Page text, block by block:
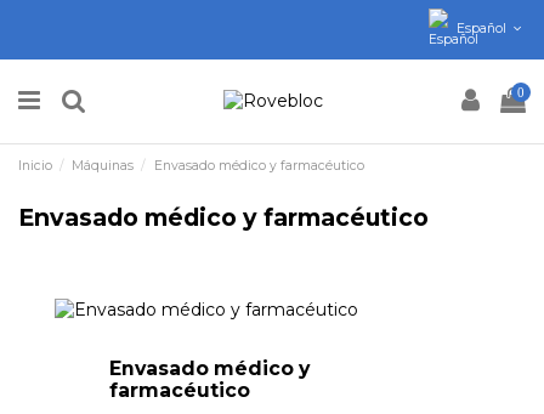
Español
0
Inicio Máquinas Envasado médico y farmacéutico
Envasado médico y farmacéutico
Envasado médico y
farmacéutico